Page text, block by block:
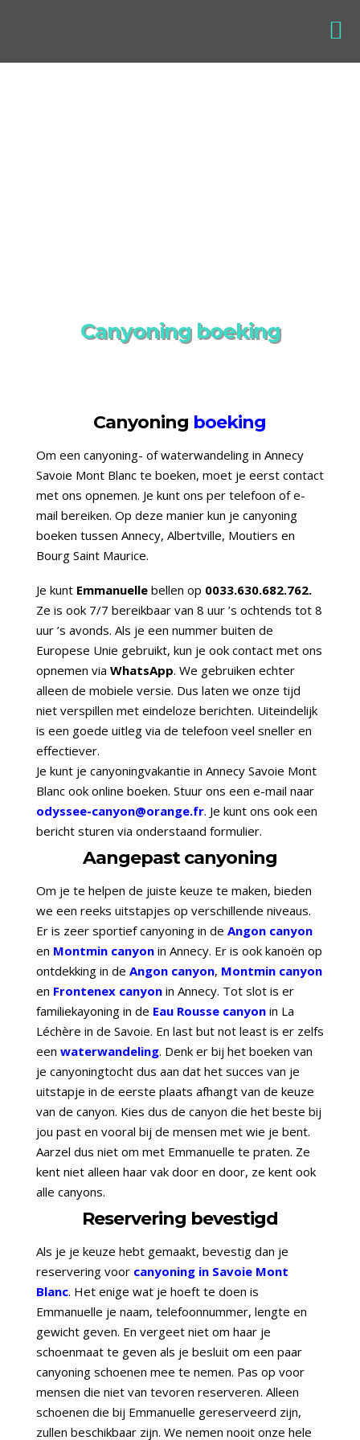
Canyoning boeking
Canyoning boeking
Om een canyoning- of waterwandeling in Annecy
Savoie Mont Blanc te boeken, moet je eerst contact
met ons opnemen. Je kunt ons per telefoon of e-
mail bereiken. Op deze manier kun je canyoning
boeken tussen Annecy, Albertville, Moutiers en
Bourg Saint Maurice.
Je kunt Emmanuellebellen op 0033.630.682.762.
Ze is ook 7/7 bereikbaar van 8 uur ’s ochtends tot 8
uur ’s avonds. Als je een nummer buiten de
Europese Unie gebruikt, kun je ook contact met ons
opnemen via WhatsApp. We gebruiken echter
alleen de mobiele versie. Dus laten we onze tijd
niet verspillen met eindeloze berichten. Uiteindelijk
is een goede uitleg via de telefoon veel sneller en
effectiever.
Je kunt je canyoningvakantie in Annecy Savoie Mont
Blanc ook online boeken. Stuur ons een e-mail naar
odyssee-canyon@orange.fr. Je kunt ons ook een
bericht sturen via onderstaand formulier.
Aangepast canyoning
Om je te helpen de juiste keuze te maken, bieden
we een reeks uitstapjes op verschillende niveaus.
Er is zeer sportief canyoning in de Angon canyon
en Montmin canyonin Annecy. Er is ook kanoën op
ontdekking in de Angon canyon, Montmin canyon
en Frontenex canyonin Annecy. Tot slot is er
familiekayoning in de Eau Rousse canyonin La
Léchère in de Savoie. En last but not least is er zelfs
een waterwandeling. Denk er bij het boeken van
je canyoningtocht dus aan dat het succes van je
uitstapje in de eerste plaats afhangt van de keuze
van de canyon. Kies dus de canyon die het beste bij
jou past en vooral bij de mensen met wie je bent.
Aarzel dus niet om met Emmanuelle te praten. Ze
kent niet alleen haar vak door en door, ze kent ook
alle canyons.
Reservering bevestigd
Als je je keuze hebt gemaakt, bevestig dan je
reservering voor canyoning in Savoie Mont
Blanc. Het enige wat je hoeft te doen is
Emmanuelle je naam, telefoonnummer, lengte en
gewicht geven. En vergeet niet om haar je
schoenmaat te geven als je besluit om een paar
canyoning schoenen mee te nemen. Pas op voor
mensen die niet van tevoren reserveren. Alleen
schoenen die bij Emmanuelle gereserveerd zijn,
zullen beschikbaar zijn. We nemen nooit onze hele